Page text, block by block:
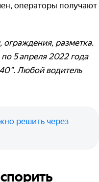
операторы получают
разметка.
5 апреля 2022 года
Любой водитель
решить через